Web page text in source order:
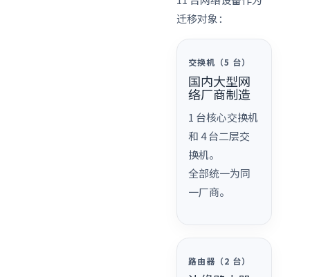
迁移对象：
交换机（5 台）
国内大型网
络厂商制造
1 台核心交换机
和 4 台二层交
换机。
全部统一为同
一厂商。
路由器（2 台）